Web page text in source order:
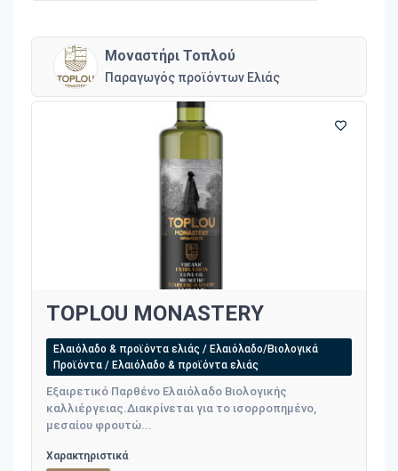
Μοναστήρι Τοπλού
Παραγωγός προϊόντων Ελιάς
TOPLOU MONASTERY
Ελαιόλαδο & προϊόντα ελιάς / Ελαιόλαδο/Βιολογικά
Προϊόντα / Ελαιόλαδο & προϊόντα ελιάς
Εξαιρετικό Παρθένο Ελαιόλαδο Βιολογικής
καλλιέργειας.Διακρίνεται για το ισορροπημένο,
μεσαίου φρουτώ...
Χαρακτηριστικά